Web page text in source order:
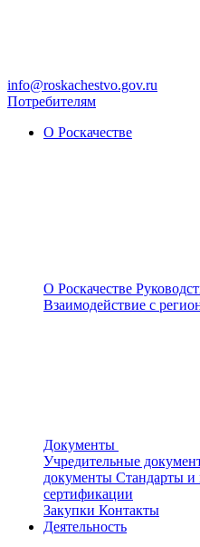
info@roskachestvo.gov.ru
Потребителям
О Роскачестве
О Роскачестве
Взаимодействие с
Документы
Учредительные
документы Стандарты и
сертификации
Закупки Контакты
Деятельность